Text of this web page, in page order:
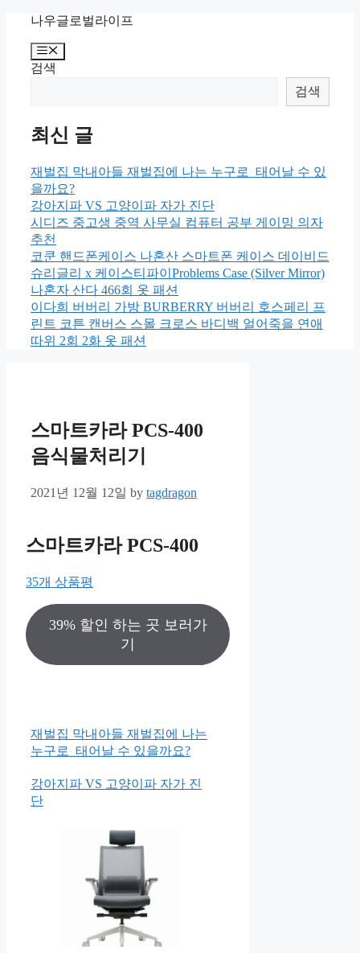
content
나우글로벌라이프
Menu
검색
검색
최신 글
재벌집 막내아들 재벌집에 나는 누구로 태어날 수 있
을까요?
강아지파 VS 고양이파 자가 진단
시디즈 중고생 중역 사무실 컴퓨터 공부 게이밍 의자
추천
코쿤 핸드폰케이스 나혼산 스마트폰 케이스 데이비드
슈리글리 x 케이스티파이Problems Case (Silver Mirror)
나혼자 산다 466회 옷 패션
이다희 버버리 가방 BURBERRY 버버리 호스페리 프
린트 코튼 캔버스 스몰 크로스 바디백 얼어죽을 연애
따위 2회 2화 옷 패션
스마트카라 PCS-400
음식물처리기
2021년 12월 12일 by tagdragon
스마트카라 PCS-400
35개 상품평
39% 할인 하는 곳 보러가
기
재벌집 막내아들 재벌집에 나는
누구로 태어날 수 있을까요?
강아지파 VS 고양이파 자가 진
단